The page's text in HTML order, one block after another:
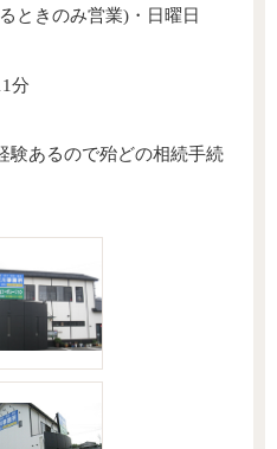
ときのみ営業)・日曜日
分
験あるので殆どの相続手続